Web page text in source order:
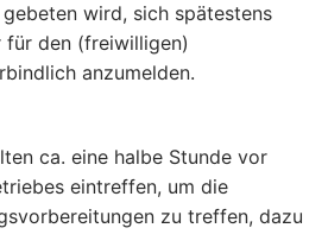
wird, sich spätestens
für den (freiwilligen)
anzumelden.
ca. eine halbe Stunde vor
eintreffen, um die
zu treffen, dazu